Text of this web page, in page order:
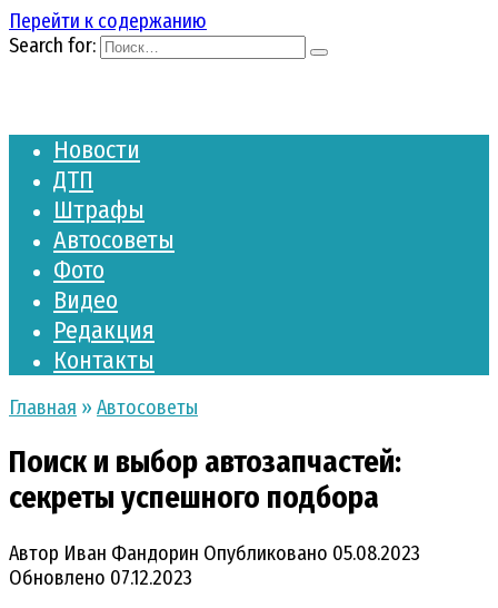
Перейти к содержанию
Search for:
Новости
ДТП
Штрафы
Автосоветы
Фото
Видео
Редакция
Контакты
Главная » Автосоветы
Поиск и выбор автозапчастей:
секреты успешного подбора
Автор Иван Фандорин Опубликовано 05.08.2023
Обновлено 07.12.2023